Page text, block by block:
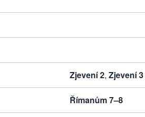
Zjevení 2, Zjevení 3
Římanům 7–8